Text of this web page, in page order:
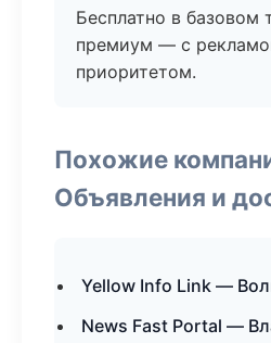
Бесплатно в базовом
премиум — с
приоритетом.
Похожие
Объявления и
Yellow Info Link —
News Fast Portal —